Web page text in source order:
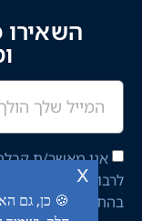
🍪 כן, גם
x
השאירו
אני מאשר/ת
לרבות מסרון
בהתאם ל־מדיניות